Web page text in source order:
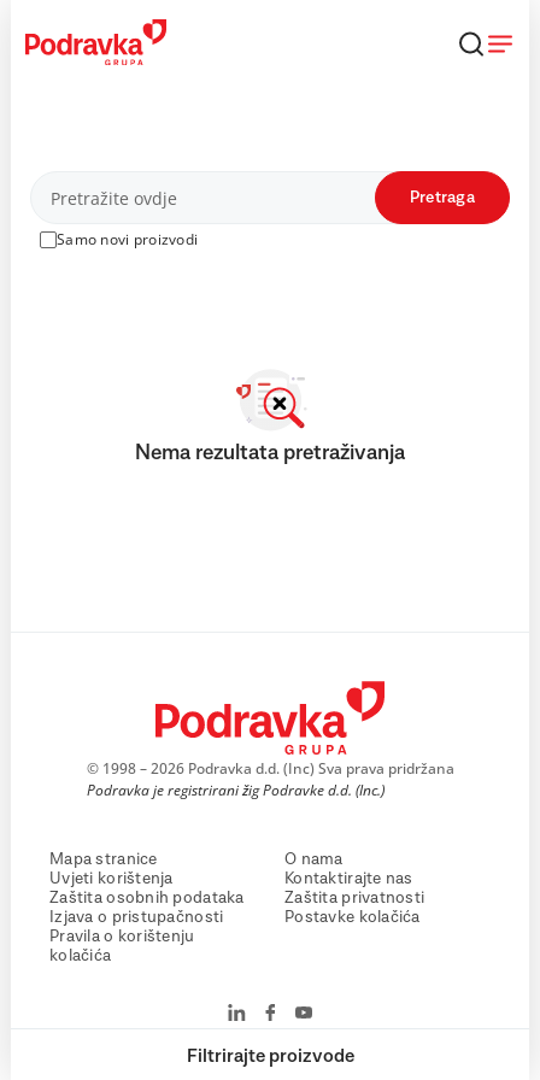
content
Proizvodi
Samo novi proizvodi
Pretraga
Filtrirajte proizvode
Nema rezultata pretraživanja
© 1998 – 2026 Podravka d.d. (Inc) Sva prava pridržana
Podravka je registrirani žig Podravke d.d. (Inc.)
Mapa stranice
Uvjeti korištenja
Zaštita osobnih podataka
Izjava o pristupačnosti
Pravila o korištenju
kolačića
O nama
Kontaktirajte nas
Zaštita privatnosti
Postavke kolačića